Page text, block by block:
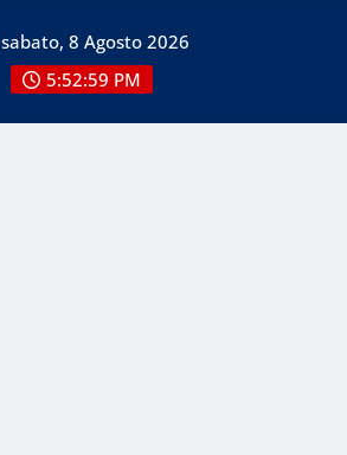
sabato, 8 Agosto 2026
5:52:59 PM